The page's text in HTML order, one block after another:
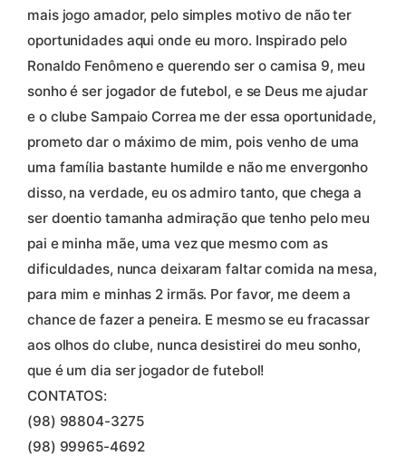
mais jogo amador, pelo simples motivo de não ter
oportunidades aqui onde eu moro. Inspirado pelo
Ronaldo Fenômeno e querendo ser o camisa 9, meu
sonho é ser jogador de futebol, e se Deus me ajudar
e o clube Sampaio Correa me der essa oportunidade,
prometo dar o máximo de mim, pois venho de uma
uma família bastante humilde e não me envergonho
disso, na verdade, eu os admiro tanto, que chega a
ser doentio tamanha admiração que tenho pelo meu
pai e minha mãe, uma vez que mesmo com as
dificuldades, nunca deixaram faltar comida na mesa,
para mim e minhas 2 irmãs. Por favor, me deem a
chance de fazer a peneira. E mesmo se eu fracassar
aos olhos do clube, nunca desistirei do meu sonho,
que é um dia ser jogador de futebol!
CONTATOS:
(98) 98804-3275
(98) 99965-4692